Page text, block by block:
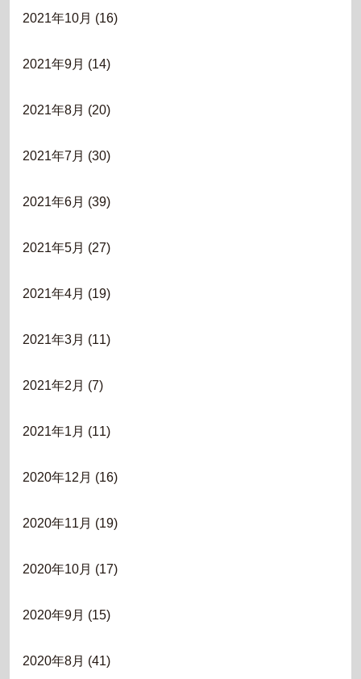
2021年10月 (16)
2021年9月 (14)
2021年8月 (20)
2021年7月 (30)
2021年6月 (39)
2021年5月 (27)
2021年4月 (19)
2021年3月 (11)
2021年2月 (7)
2021年1月 (11)
2020年12月 (16)
2020年11月 (19)
2020年10月 (17)
2020年9月 (15)
2020年8月 (41)